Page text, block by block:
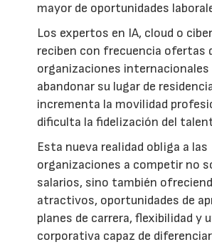
mayor de oportunidades
Los expertos en IA, cloud o
reciben con frecuencia ofertas
organizaciones internacionales
abandonar su lugar de
incrementa la movilidad
dificulta la fidelización del
Esta nueva realidad obliga a las
organizaciones a competir no
salarios, sino también
atractivos, oportunidades de
planes de carrera, flexibilidad y
corporativa capaz de